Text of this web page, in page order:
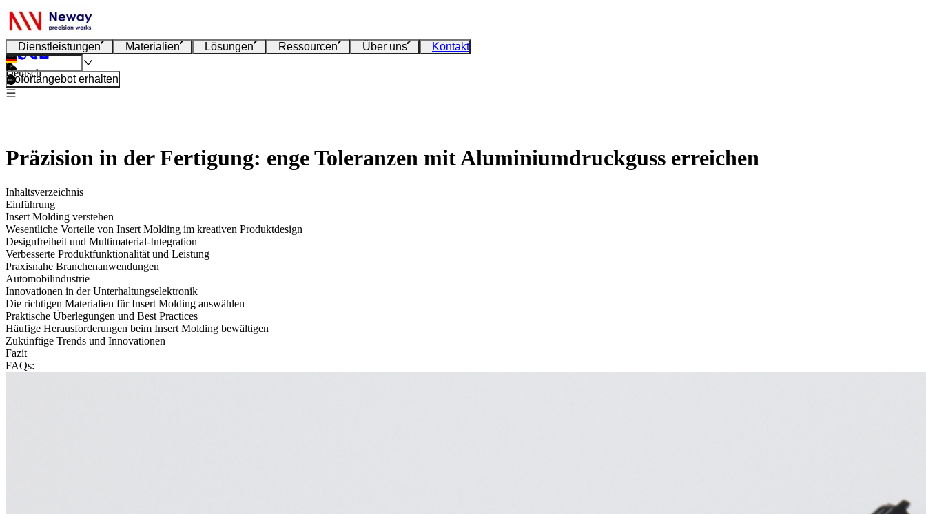
Dienstleistungen Materialien Lösungen Ressourcen Über uns Kontakt
Deutsch
Sofortangebot erhalten
Präzision in der Fertigung: enge Toleranzen mit Aluminiumdruckguss erreichen
Inhaltsverzeichnis
Einführung
Insert Molding verstehen
Wesentliche Vorteile von Insert Molding im kreativen Produktdesign
Designfreiheit und Multimaterial-Integration
Verbesserte Produktfunktionalität und Leistung
Praxisnahe Branchenanwendungen
Automobilindustrie
Innovationen in der Unterhaltungselektronik
Die richtigen Materialien für Insert Molding auswählen
Praktische Überlegungen und Best Practices
Häufige Herausforderungen beim Insert Molding bewältigen
Zukünftige Trends und Innovationen
Fazit
FAQs: